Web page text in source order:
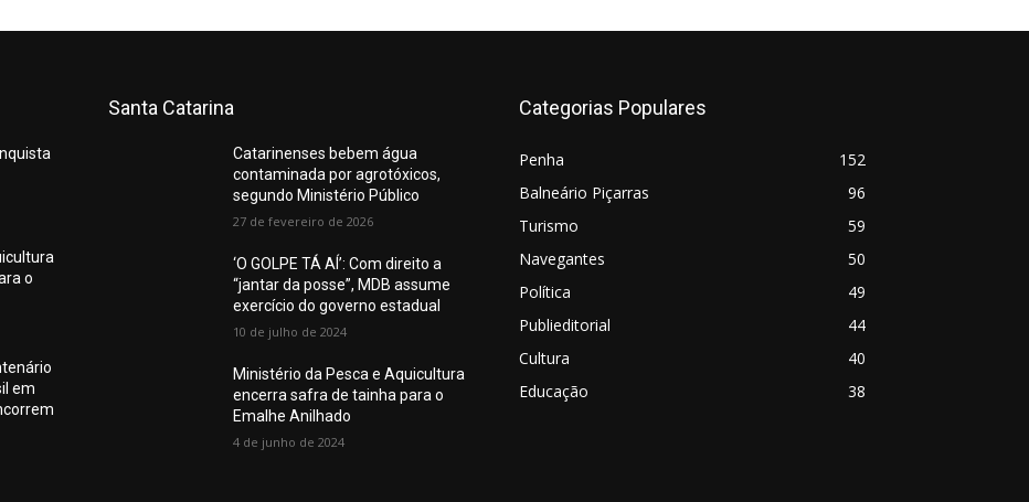
o
em
Santa Catarina
Catarinenses bebem água
contaminada por agrotóxicos,
segundo Ministério Público
27 de fevereiro de 2026
‘O GOLPE TÁ AÍ’: Com direito a
“jantar da posse”, MDB assume
exercício do governo estadual
10 de julho de 2024
Ministério da Pesca e Aquicultura
encerra safra de tainha para o
Emalhe Anilhado
4 de junho de 2024
Categorias Populares
Penha
152
Balneário Piçarras
96
Turismo
59
Navegantes
50
Política
49
Publieditorial
44
Cultura
40
Educação
38